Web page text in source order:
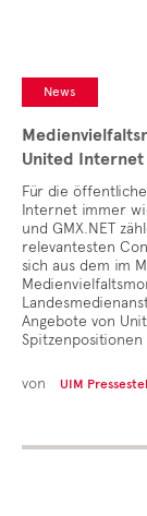
News
United
Für die
Internet immer
und GMX.NET
relevantesten
sich aus dem im
Angebote von
Spitzenpositionen
von UIM